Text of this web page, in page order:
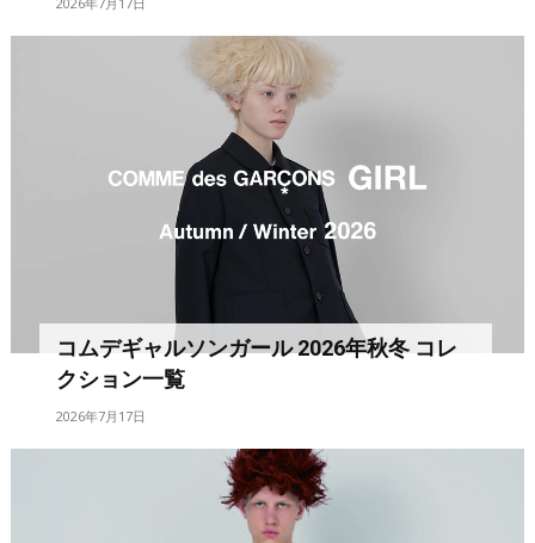
コムデギャルソンガール 2026年秋冬 コレ
クション一覧
2026年7月17日